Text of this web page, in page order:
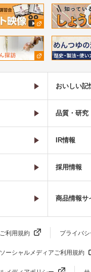
おいしい記
品質・研究
IR情報
採用情報
商品情報サ
利用規約 プライバ
ソーシャルメディアご利用規約